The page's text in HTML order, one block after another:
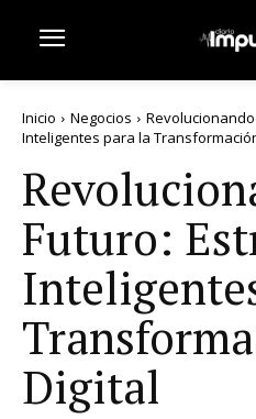
Inicio Negocios
Inteligentes para la
Futuro:
Digital